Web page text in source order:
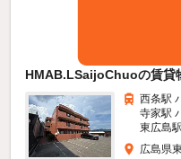
HMAB.LSaijoChuoの賃貸
西条駅
寺家駅
東広島
広島県